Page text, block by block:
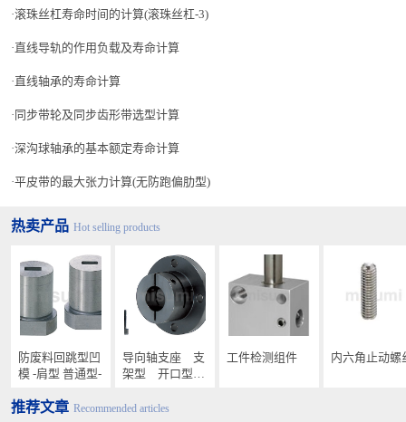
滚珠丝杠寿命时间的计算(滚珠丝杠-3)
直线导轨的作用负载及寿命计算
直线轴承的寿命计算
同步带轮及同步齿形带选型计算
深沟球轴承的基本额定寿命计算
平皮带的最大张力计算(无防跑偏肋型)
热卖产品 Hot selling products
防废料回跳型凹
模 -肩型 普通型-
导向轴支座 支
架型 开口型
工件检测组件 内六角止动螺
推荐文章 Recommended articles